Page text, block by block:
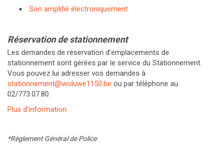
Son amplifié électroniquement
Réservation de stationnement
Les demandes de réservation d’emplacements de
stationnement sont gérées par le service du Stationnement.
Vous pouvez lui adresser vos demandes à
stationnement@woluwe1150.be ou par téléphone au
02/773.07.80.
Plus d’information
*Règlement Général de Police